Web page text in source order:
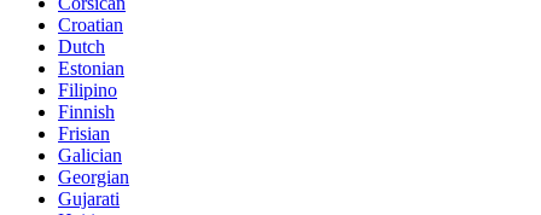
Croatian
Dutch
Estonian
Filipino
Finnish
Frisian
Galician
Georgian
Gujarati